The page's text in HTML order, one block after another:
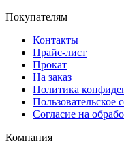
Покупателям
Контакты
Прайс-лист
Прокат
На заказ
Политика
Пользовательское
Согласие на
Компания